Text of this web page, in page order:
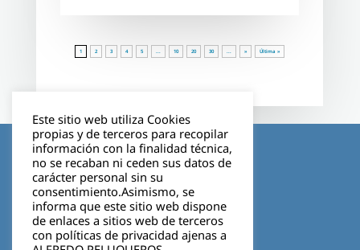
1 2 3 4 5 ... 10 20 30 ... » Última »
Aviso legal
Política de privacidad
Cookies
Este sitio web utiliza Cookies
propias y de terceros para recopilar
información con la finalidad técnica,
no se recaban ni ceden sus datos de
carácter personal sin su
consentimiento.Asimismo, se
informa que este sitio web dispone
de enlaces a sitios web de terceros
con políticas de privacidad ajenas a